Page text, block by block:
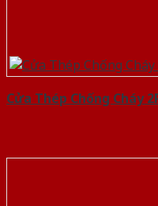
Cửa Thép Chống Cháy